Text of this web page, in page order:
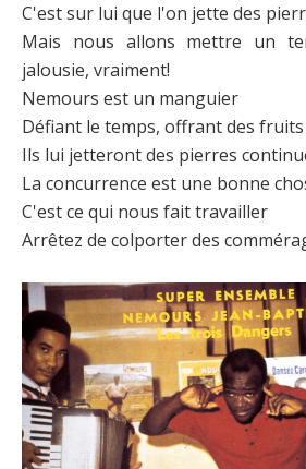
C'est sur lui que l'on jette des
Mais nous allons mettre un
jalousie, vraiment!
Nemours est un manguier
Défiant le temps, offrant des
Ils lui jetteront des pierres
La concurrence est une bonne
C'est ce qui nous fait travailler
Arrêtez de colporter des